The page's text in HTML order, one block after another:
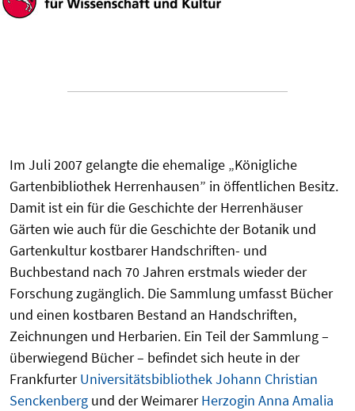
Im Juli 2007 gelangte die ehemalige „Königliche
Gartenbibliothek Herrenhausen” in öffentlichen Besitz.
Damit ist ein für die Geschichte der Herrenhäuser
Gärten wie auch für die Geschichte der Botanik und
Gartenkultur kostbarer Handschriften- und
Buchbestand nach 70 Jahren erstmals wieder der
Forschung zugänglich. Die Sammlung umfasst Bücher
und einen kostbaren Bestand an Handschriften,
Zeichnungen und Herbarien. Ein Teil der Sammlung –
überwiegend Bücher – befindet sich heute in der
FrankfurterUniversitätsbibliothek Johann Christian
Senckenberg und der WeimarerHerzogin Anna Amalia